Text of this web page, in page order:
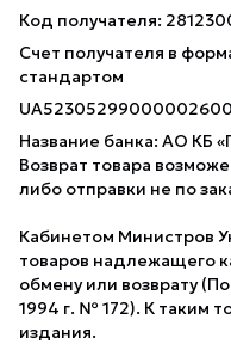
Код получателя:
Счет получателя в
стандартом
Название банка: АО КБ
Возврат товара
либо отправки не по
Кабинетом Министров
товаров надлежащего
обмену или возврату
1994 г. № 172). К таким
издания.